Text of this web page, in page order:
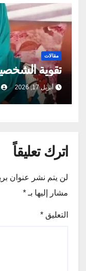
مقالات
تقوية
أبريل 17, 2026
اترك تعليقاً
لن يتم نشر عنوان
مشار إليها بـ *
التعليق *